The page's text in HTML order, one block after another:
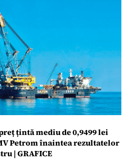
țintă mediu de 0,9499 lei
Petrom înaintea rezultatelor
| GRAFICE